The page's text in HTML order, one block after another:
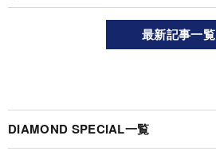
最新記事一覧
DIAMOND SPECIAL一覧